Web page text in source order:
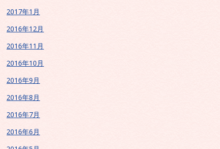
2017年1月
2016年12月
2016年11月
2016年10月
2016年9月
2016年8月
2016年7月
2016年6月